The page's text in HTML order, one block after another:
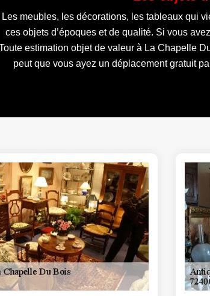
Les meubles, les décorations, les tableaux qui
ces objets d’époques et de qualité. Si vous
estimation objet de valeur à La Chapelle
peut que vous ayez un déplacement gratuit